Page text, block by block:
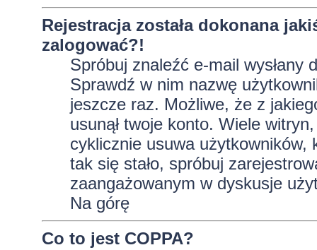
Rejestracja została dokonana
zalogować?!
Spróbuj znaleźć e-mail wysłany
Sprawdź w nim nazwę
jeszcze raz. Możliwe, że z
usunął twoje konto. Wiele
cyklicznie usuwa użytkowników,
tak się stało, spróbuj
zaangażowanym w dyskusje
Na górę
Co to jest COPPA?